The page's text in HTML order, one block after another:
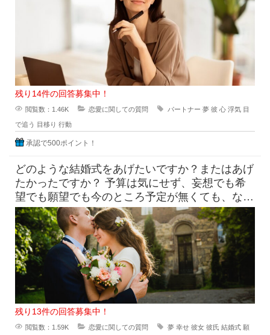
残り14件の回答募集中！
閲覧数：1.46K 恋愛に関しての質問 パートナー 夢 彼 心 浮気 目
で追う 目移り 行動
承認で500ポイント！
どのような結婚式をあげたいですか？またはあげ
たかったですか？ 予算は気にせず、妄想でも希
望でも願望でも今のところ予定が無くても、なん
でも聞いてみたいです。
残り13件の回答募集中！
閲覧数：1.59K 恋愛に関しての質問 夢 幸せ 彼女 彼氏 結婚式 願